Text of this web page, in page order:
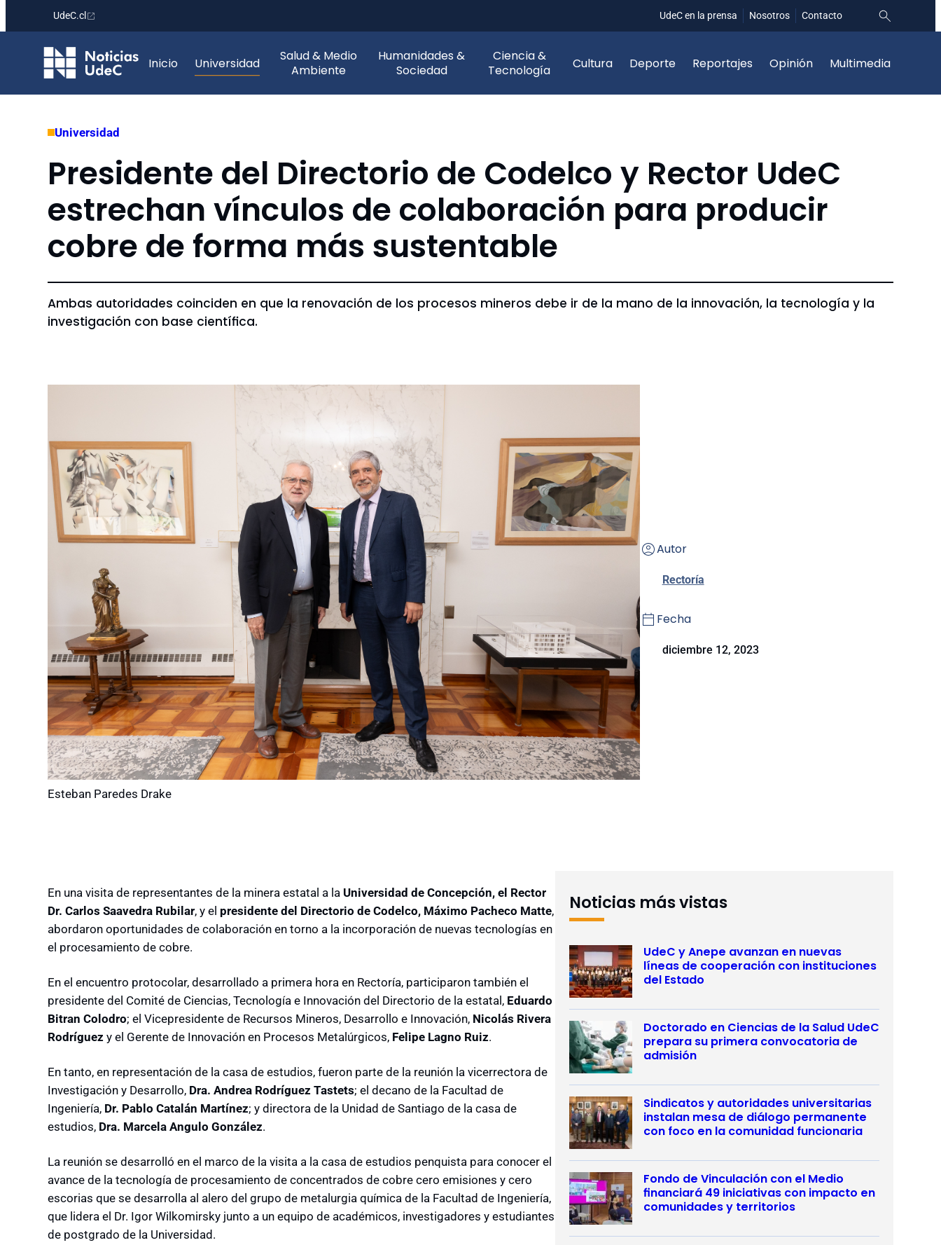
contenido
UdeC.cl UdeC en la prensa Nosotros Contacto
Inicio Universidad
Salud & Medio
Ambiente
Humanidades &
Sociedad
Ciencia &
Tecnología
Cultura Deporte Reportajes Opinión Multimedia
Universidad
Presidente del Directorio de Codelco y Rector UdeC
estrechan vínculos de colaboración para producir
cobre de forma más sustentable
Ambas autoridades coinciden en que la renovación de los procesos mineros debe ir de la mano de la innovación, la tecnología y la
investigación con base científica.
Esteban Paredes Drake
Autor
Rectoría
Fecha
diciembre 12, 2023
En una visita de representantes de la minera estatal a la Universidad de Concepción, el Rector
Dr. Carlos Saavedra Rubilar, y el presidente del Directorio de Codelco, Máximo Pacheco Matte,
abordaron oportunidades de colaboración en torno a la incorporación de nuevas tecnologías en
el procesamiento de cobre.
En el encuentro protocolar, desarrollado a primera hora en Rectoría, participaron también el
presidente del Comité de Ciencias, Tecnología e Innovación del Directorio de la estatal, Eduardo
Bitran Colodro; el Vicepresidente de Recursos Mineros, Desarrollo e Innovación, Nicolás Rivera
Rodríguez y el Gerente de Innovación en Procesos Metalúrgicos, Felipe Lagno Ruiz.
En tanto, en representación de la casa de estudios, fueron parte de la reunión la vicerrectora de
Investigación y Desarrollo, Dra. Andrea Rodríguez Tastets; el decano de la Facultad de
Ingeniería, Dr. Pablo Catalán Martínez; y directora de la Unidad de Santiago de la casa de
estudios, Dra. Marcela Angulo González.
La reunión se desarrolló en el marco de la visita a la casa de estudios penquista para conocer el
avance de la tecnología de procesamiento de concentrados de cobre cero emisiones y cero
escorias que se desarrolla al alero del grupo de metalurgia química de la Facultad de Ingeniería,
que lidera el Dr. Igor Wilkomirsky junto a un equipo de académicos, investigadores y estudiantes
de postgrado de la Universidad.
Noticias más vistas
UdeC y Anepe avanzan en nuevas
líneas de cooperación con instituciones
del Estado
Doctorado en Ciencias de la Salud UdeC
prepara su primera convocatoria de
admisión
Sindicatos y autoridades universitarias
instalan mesa de diálogo permanente
con foco en la comunidad funcionaria
Fondo de Vinculación con el Medio
financiará 49 iniciativas con impacto en
comunidades y territorios